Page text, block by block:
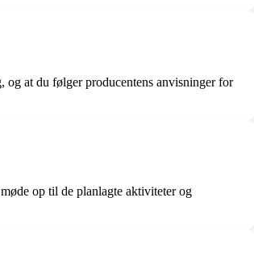
og at du følger producentens anvisninger for
op til de planlagte aktiviteter og